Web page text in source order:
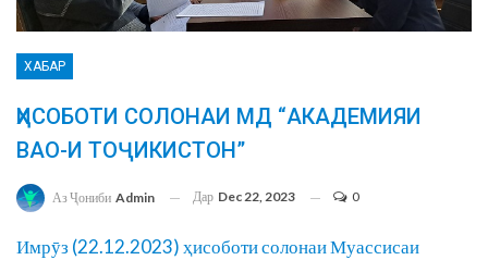
ХАБАР
ҲИСОБОТИ СОЛОНАИ МД “АКАДЕМИЯИ
ВАО-И ТОҶИКИСТОН”
Аз Ҷониби Admin Дар Dec 22, 2023 0
Имрӯз (22.12.2023) ҳисоботи солонаи Муассисаи